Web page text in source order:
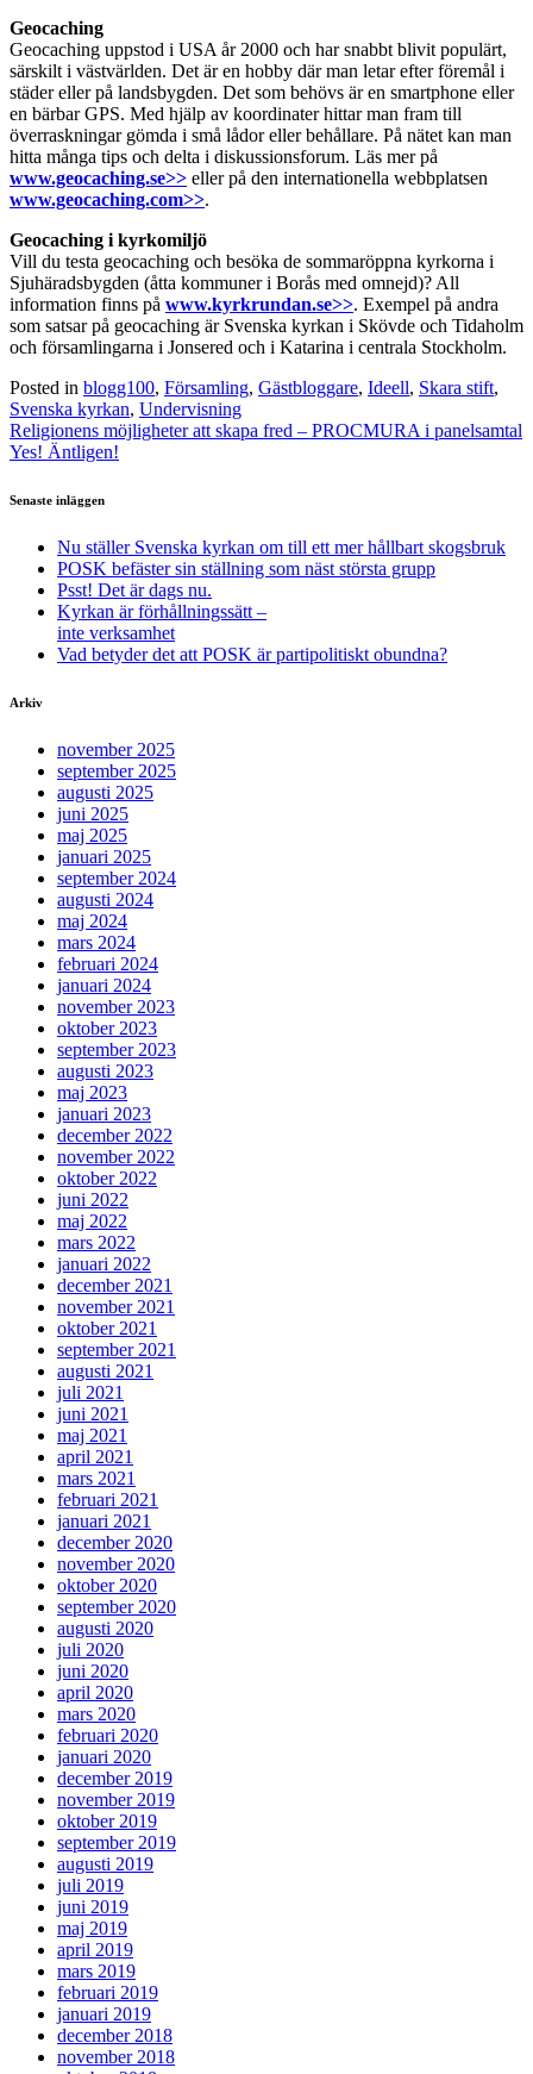
Geocaching
Geocaching uppstod i USA år 2000 och har snabbt blivit populärt,
särskilt i västvärlden. Det är en hobby där man letar efter föremål i
städer eller på landsbygden. Det som behövs är en smartphone eller
en bärbar GPS. Med hjälp av koordinater hittar man fram till
överraskningar gömda i små lådor eller behållare. På nätet kan man
hitta många tips och delta i diskussionsforum. Läs mer på
www.geocaching.se>> eller på den internationella webbplatsen
www.geocaching.com>>.
Geocaching i kyrkomiljö
Vill du testa geocaching och besöka de sommaröppna kyrkorna i
Sjuhäradsbygden (åtta kommuner i Borås med omnejd)? All
information finns på www.kyrkrundan.se>>. Exempel på andra
som satsar på geocaching är Svenska kyrkan i Skövde och Tidaholm
och församlingarna i Jonsered och i Katarina i centrala Stockholm.
Posted in blogg100, Församling, Gästbloggare, Ideell, Skara stift,
Svenska kyrkan, Undervisning
Inläggsnavigering
Religionens möjligheter att skapa fred – PROCMURA i panelsamtal
Yes! Äntligen!
Senaste inläggen
Nu ställer Svenska kyrkan om till ett mer hållbart skogsbruk
POSK befäster sin ställning som näst största grupp
Psst! Det är dags nu.
Kyrkan är förhållningssätt –
inte verksamhet
Vad betyder det att POSK är partipolitiskt obundna?
Arkiv
november 2025
september 2025
augusti 2025
juni 2025
maj 2025
januari 2025
september 2024
augusti 2024
maj 2024
mars 2024
februari 2024
januari 2024
november 2023
oktober 2023
september 2023
augusti 2023
maj 2023
januari 2023
december 2022
november 2022
oktober 2022
juni 2022
maj 2022
mars 2022
januari 2022
december 2021
november 2021
oktober 2021
september 2021
augusti 2021
juli 2021
juni 2021
maj 2021
april 2021
mars 2021
februari 2021
januari 2021
december 2020
november 2020
oktober 2020
september 2020
augusti 2020
juli 2020
juni 2020
april 2020
mars 2020
februari 2020
januari 2020
december 2019
november 2019
oktober 2019
september 2019
augusti 2019
juli 2019
juni 2019
maj 2019
april 2019
mars 2019
februari 2019
januari 2019
december 2018
november 2018